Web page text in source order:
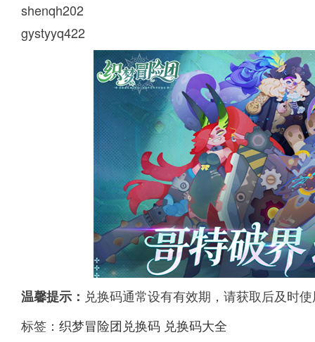
shenqh202
gystyyq422
温馨提示： 兑换码通常设有有效期，请获取后及时
标签： 织梦冒险团兑换码 兑换码大全